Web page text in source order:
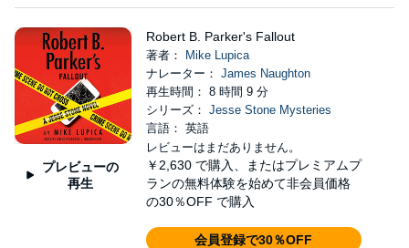
プレビューの
再生
Robert B. Parker's Fallout
著者：
Mike Lupica
ナレーター： James Naughton
再生時間： 8 時間 9 分
シリーズ： Jesse Stone Mysteries
言語： 英語
レビューはまだありません。
￥2,630 で購入、またはプレミアムプ
ランの無料体験を始めて非会員価格
の30％OFF で購入
会員登録で30％OFF